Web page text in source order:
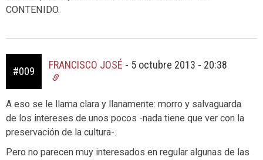
CONTENIDO.
#009
FRANCISCO JOSÉ - 5 octubre 2013 - 20:38
A eso se le llama clara y llanamente: morro y salvaguarda
de los intereses de unos pocos -nada tiene que ver con la
preservación de la cultura-.
Pero no parecen muy interesados en regular algunas de las